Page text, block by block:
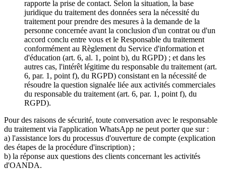
rapporte la prise de contact. Selon la situation, la base
juridique du traitement des données sera la nécessité du
traitement pour prendre des mesures à la demande de la
personne concernée avant la conclusion d'un contrat ou d'un
accord conclu entre vous et le Responsable du traitement
conformément au Règlement du Service d'information et
d'éducation (art. 6, al. 1, point b), du RGPD) ; et dans les
autres cas, l'intérêt légitime du responsable du traitement (art.
6, par. 1, point f), du RGPD) consistant en la nécessité de
résoudre la question signalée liée aux activités commerciales
du responsable du traitement (art. 6, par. 1, point f), du
RGPD).
Pour des raisons de sécurité, toute conversation avec le responsable
du traitement via l'application WhatsApp ne peut porter que sur :
a) l'assistance lors du processus d'ouverture de compte (explication
des étapes de la procédure d'inscription) ;
b) la réponse aux questions des clients concernant les activités
d'OANDA.